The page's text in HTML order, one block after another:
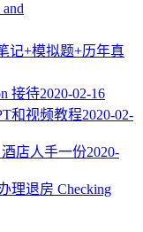
记+模拟题+历年真
接待2020-02-16
和视频教程2020-02-
店人手一份2020-
退房 Checking